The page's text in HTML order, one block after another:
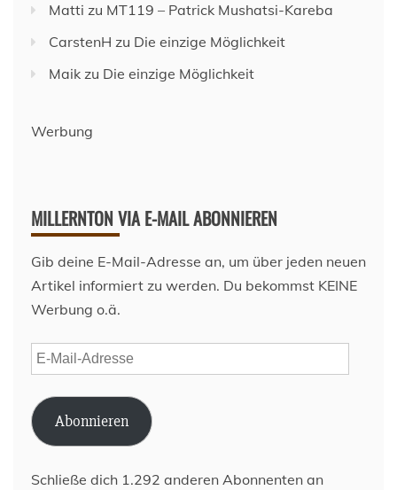
Matti zu MT119 – Patrick Mushatsi-Kareba
CarstenH zu Die einzige Möglichkeit
Maik zu Die einzige Möglichkeit
Werbung
MILLERNTON VIA E-MAIL ABONNIEREN
Gib deine E-Mail-Adresse an, um über jeden neuen
Artikel informiert zu werden. Du bekommst KEINE
Werbung o.ä.
E-
Mail-
Adresse
Abonnieren
Schließe dich 1.292 anderen Abonnenten an